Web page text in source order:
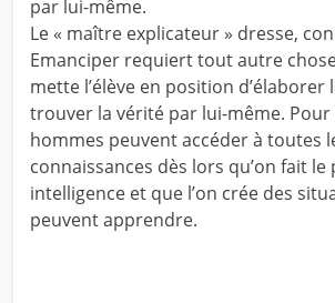
par lui-même.
Le « maître explicateur » dresse,
Emanciper requiert tout autre
mette l’élève en position d’élaborer
trouver la vérité par lui-même. Pour
hommes peuvent accéder à toutes
connaissances dès lors qu’on fait
intelligence et que l’on crée des
peuvent apprendre.